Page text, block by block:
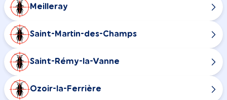
Meilleray
Saint-Martin-des-Champs
Saint-Rémy-la-Vanne
Ozoir-la-Ferrière